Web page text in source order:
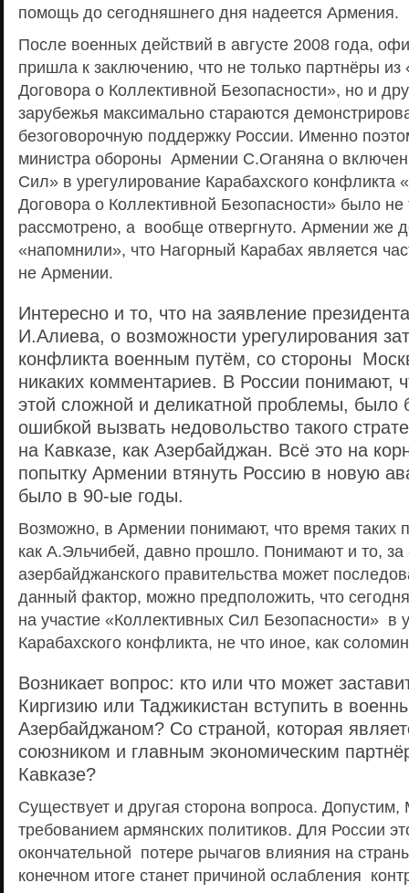
помощь до сегодняшнего дня надеется Армения.
После военных действий в августе 2008 года,
пришла к заключению, что не только партнёры из
Договора о Коллективной Безопасности», но и
зарубежья максимально стараются
безоговорочную поддержку России. Именно
министра обороны Армении С.Оганяна о
Сил» в урегулирование Карабахского конфликта
Договора о Коллективной Безопасности» было не
рассмотрено, а вообще отвергнуто. Армении же
«напомнили», что Нагорный Карабах является
не Армении.
Интересно и то, что на заявление
И.Алиева, о возможности урегулирования
конфликта военным путём, со стороны
никаких комментариев. В России понимают,
этой сложной и деликатной проблемы, было
ошибкой вызвать недовольство такого
на Кавказе, как Азербайджан. Всё это на
попытку Армении втянуть Россию в новую
было в 90-ые годы.
Возможно, в Армении понимают, что время таких
как А.Эльчибей, давно прошло. Понимают и то,
азербайджанского правительства может
данный фактор, можно предположить, что
на участие «Коллективных Сил Безопасности» в
Карабахского конфликта, не что иное, как
Возникает вопрос: кто или что может
Киргизию или Таджикистан вступить в
Азербайджаном? Со страной, которая
союзником и главным экономическим
Кавказе?
Существует и другая сторона вопроса. Допустим,
требованием армянских политиков. Для России
окончательной потере рычагов влияния на
конечном итоге станет причиной ослабления